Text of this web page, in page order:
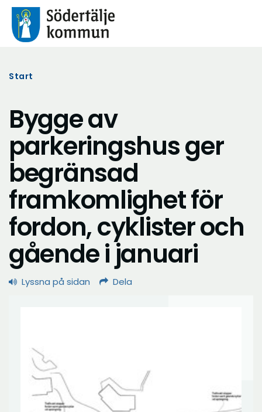
Start
Bygge av
parkeringshus ger
begränsad
framkomlighet för
fordon, cyklister och
gående i januari
Lyssna på sidan Dela